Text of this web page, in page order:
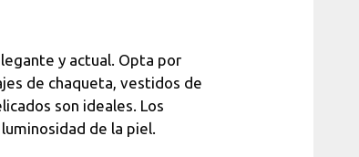
y actual. Opta por
de chaqueta, vestidos de
son ideales. Los
de la piel.